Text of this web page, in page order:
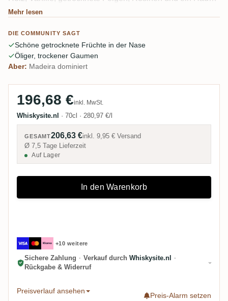
Nagellack. Am Gaumen wird er ölig und trocken, mit
schwer und viele Verkoster finden, dass es den Uitvlugt
darunter flach macht. Der Abgang ist lang und tanninhaltig.
Mehr lesen
DIE COMMUNITY SAGT
Schöne getrocknete Früchte in der Nase
Öliger, trockener Gaumen
Aber: Madeira dominiert
196,68 €inkl. MwSt.
Whiskysite.nl · 70cl · 280,97 €/l
GESAMT206,63 €inkl.9,95 € Versand
Ø 7,5 Tage Lieferzeit
Auf Lager
In den Warenkorb
+10 weitere
Sichere Zahlung · Verkauf durch Whiskysite.nl
·
Rückgabe & Widerruf
Preisverlauf ansehen
Preis-Alarm setzen